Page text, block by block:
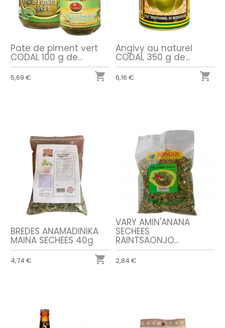
Pate de piment vert
CODAL 100 g de...
5,69 € 
Angivy au naturel
CODAL 350 g de...
6,16 € 
BREDES ANAMADINIKA
MAINA SECHEES 40g
4,74 € 
VARY AMIN'ANANA
SECHEES
RAINTSAONJO...
2,84 €